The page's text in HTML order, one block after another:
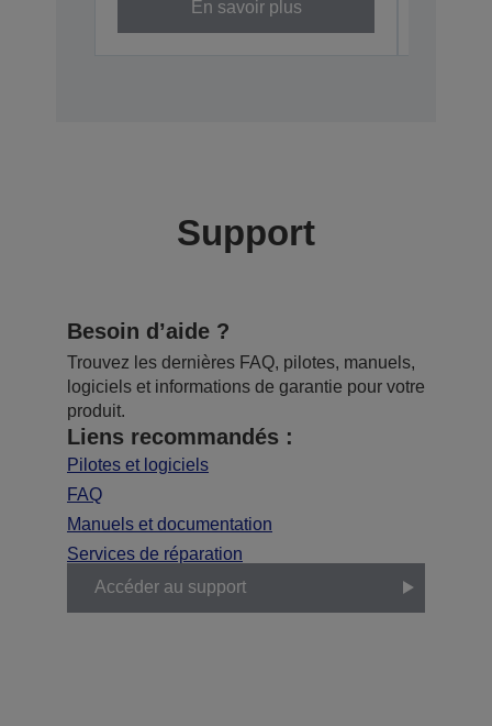
En savoir plus
Support
Besoin d’aide ?
Trouvez les dernières FAQ, pilotes, manuels,
logiciels et informations de garantie pour votre
produit.
Liens recommandés :
Pilotes et logiciels
FAQ
Manuels et documentation
Services de réparation
Accéder au support